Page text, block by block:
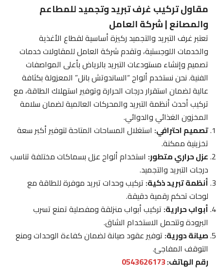
مقاول تركيب غرف تبريد وتجميد للمطاعم
والمصانع | شركة العامل
تعتبر غرف التبريد والتجميد ركيزة أساسية لقطاع الأغذية
والخدمات اللوجستية، وتقدم شركة العامل للمقاولات خدمات
تصميم وإنشاء مستودعات التبريد بالرياض بأعلى المواصفات
الفنية. نحن نستخدم ألواح “الساندوتش بانل” المعزولة بكثافة
عالية لضمان استقرار درجات الحرارة وتوفير استهلاك الطاقة، مع
تركيب أحدث أنظمة التبريد والمحركات العالمية لضمان سلامة
المخزون الغذائي والدوائي.
تصميم احترافي:استغلال المساحات المتاحة لتوفير أكبر سعة
تخزينية ممكنة.
عزل حراري متطور:استخدام ألواح عزل بسماكات مختلفة تناسب
درجات التبريد والتجميد.
أنظمة تبريد ذكية:تركيب وحدات تبريد موفرة للطاقة مع
لوحات تحكم رقمية دقيقة.
أبواب حرارية:تركيب أبواب منزلقة ومفصلية تمنع تسرب
البرودة وتتحمل الاستخدام الشاق.
صيانة دورية:توفير عقود صيانة لضمان كفاءة الوحدات ومنع
التوقف المفاجئ.
رقم الهاتف:0543626173